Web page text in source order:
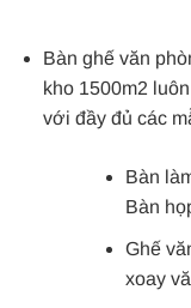
Bàn ghế văn
kho 1500m2
với đầy đủ các
Bàn
Bàn
Ghế
xoay